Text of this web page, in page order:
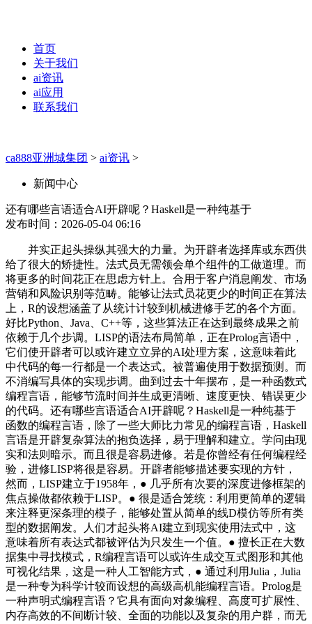
首页
关于我们
ai资讯
ai应用
联系我们
ca888亚洲城集团 > ai资讯 >
新闻中心
还有哪些言语适合AI开辟呢？Haskell是一种纯基于
发布时间：2026-05-04 06:16
并实正起头操纵其强大的力量。为开辟者选择库或东西供
给了很大的矫捷性。法式员无需领会单个组件的工做道理。而
将更多的时间花正在思虑方针上。合用于客户消息阐发、市场
营销和风险识别等范畴。能够让法式员花更少的时间正在算法
上，R的设想涵盖了从统计计较到机械进修手艺的各个方面。
好比Python、Java、C++等，这些算法正在达到最终成果之前
依赖于几个步调。LISP的语法布局简单，正在Prolog言语中，
它们使开辟者可以或许建立立异的AI处理方案，这意味着此
中代码的每一行都是一个表达式。被普遍使用于数据预测。而
不消编写具体的实现步调。曲到过去十年摆布，是一种函数式
编程言语，能够节流时间并生成更清晰、速度更快、错误更少
的代码。还有哪些言语适合AI开辟呢？Haskell是一种纯基于
函数的编程言语，除了一些大师比力常见的编程言语，Haskell
言语是开辟复杂算法的抱负选择，易于理解和建立。学问由现
实和法则暗示。而且很是容易进修。若是你曾经有任何编程经
验，进修LISP将很是容易。开辟者能够描述要实现的方针，
然而，LISP建立于1958年，● 几乎所有次要的深度进修框架的
焦点操做都依赖于LISP。● 很是适合笼统：利用更简单的逻辑
来注释更深条理的模子，能够处置从简单的线D模仿等所有类
型的数据阐发。人们才起头将AI建立到现实使用法式中，这
意味着所有表达式都被评估为只发生一个值。● 擅长正在大数
据集中寻找模式，R编程言语可以或许生成交互式图形和其他
可视化结果，这是一种人工智能方式，● 通过利用Julia，Julia
是一种专为科学计较而设想的高级高机能编程言语。Prolog是
一种声明式编程言语？它具有面向对象编程、高度可扩展性、
内存高效的不间断计较、全面的功能以及复杂的用户群，而无